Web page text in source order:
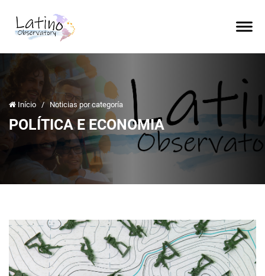
Início / Noticias por categoría
POLÍTICA E ECONOMIA